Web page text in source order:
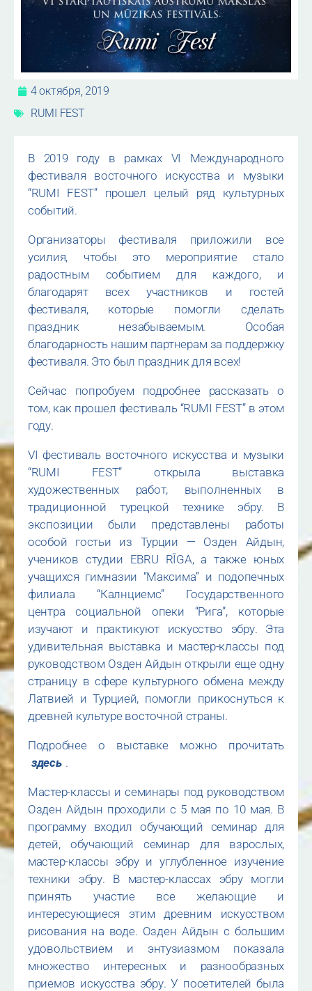
4 октября, 2019
RUMI FEST
В 2019 году в рамках VI Международного
фестиваля восточного искусства и музыки
“RUMI FEST” прошел целый ряд культурных
событий.
Организаторы фестиваля приложили все
усилия, чтобы это мероприятие стало
радостным событием для каждого, и
благодарят всех участников и гостей
фестиваля, которые помогли сделать
праздник незабываемым. Особая
благодарность нашим партнерам за поддержку
фестиваля. Это был праздник для всех!
Сейчас попробуем подробнее рассказать о
том, как прошел фестиваль “RUMI FEST” в этом
году.
VI фестиваль восточного искусства и музыки
“RUMI FEST” открыла выставка
художественных работ, выполненных в
традиционной турецкой технике эбру. В
экспозиции были представлены работы
особой гостьи из Турции — Озден Айдын,
учеников студии EBRU RĪGA, а также юных
учащихся гимназии “Максима” и подопечных
филиала “Калнциемс” Государственного
центра социальной опеки “Рига”, которые
изучают и практикуют искусство эбру. Эта
удивительная выставка и мастер-классы под
руководством Озден Айдын открыли еще одну
страницу в сфере культурного обмена между
Латвией и Турцией, помогли прикоснуться к
древней культуре восточной страны.
Подробнее о выставке можно прочитать
здесь .
Мастер-классы и семинары под руководством
Озден Айдын проходили с 5 мая по 10 мая. В
программу входил обучающий семинар для
детей, обучающий семинар для взрослых,
мастер-классы эбру и углубленное изучение
техники эбру. В мастер-классах эбру могли
принять участие все желающие и
интересующиеся этим древним искусством
рисования на воде. Озден Айдын с большим
удовольствием и энтузиазмом показала
множество интересных и разнообразных
приемов искусства эбру. У посетителей была